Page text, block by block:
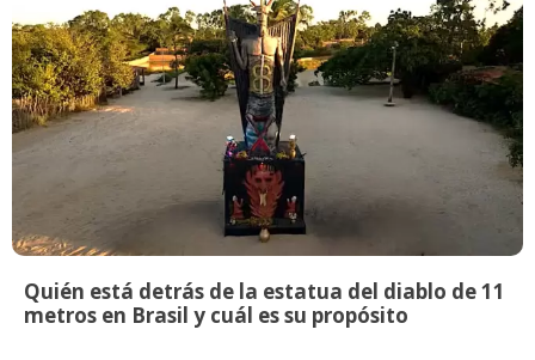
Quién está detrás de la estatua del diablo de 11
metros en Brasil y cuál es su propósito